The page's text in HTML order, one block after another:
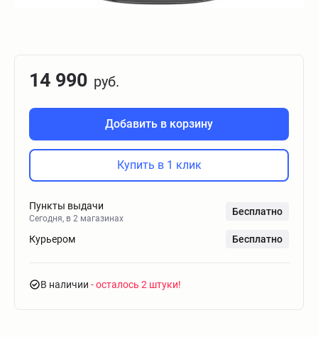
14 990 руб.
Добавить в корзину
Купить в 1 клик
Пункты выдачи
Сегодня, в 2 магазинах
Бесплатно
Курьером Бесплатно
В наличии - осталось 2 штуки